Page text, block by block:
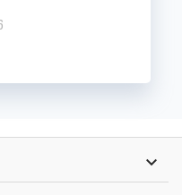
